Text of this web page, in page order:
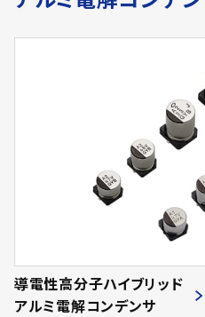
導電性高分子ハイブリッド
アルミ電解コンデンサ